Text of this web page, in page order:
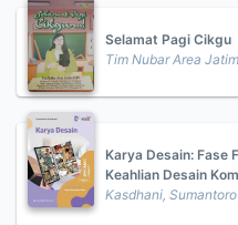
Selamat Pagi Cikgu
Tim Nubar Area
Karya Desain: Fase
Keahlian Desain
Kasdhani, Sumantoro